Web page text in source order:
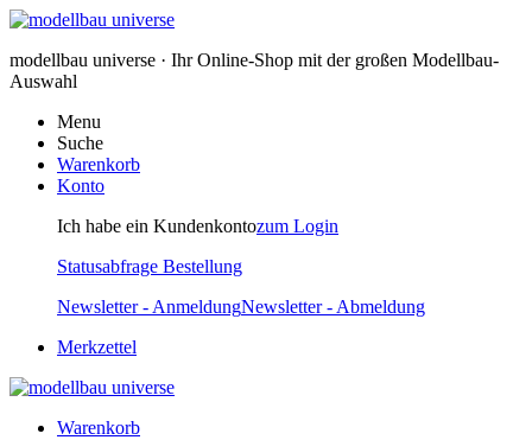
modellbau universe · Ihr Online-Shop mit der großen Modellbau-
Auswahl
Menu
Suche
Warenkorb
Konto
Ich habe ein Kundenkontozum Login
Statusabfrage Bestellung
Newsletter - AnmeldungNewsletter - Abmeldung
Merkzettel
Warenkorb